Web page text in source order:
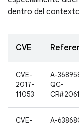
dentro del
CVE
CVE-
2017-
11053
A-
QC-
CVE-
A-